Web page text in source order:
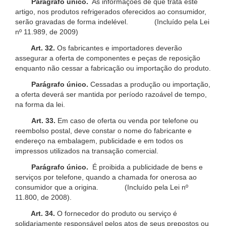
artigo, nos produtos refrigerados oferecidos ao consumidor,
serão gravadas de forma indelével. (Incluído pela Lei
nº 11.989, de 2009)
Art. 32. Os fabricantes e importadores deverão
assegurar a oferta de componentes e peças de reposição
enquanto não cessar a fabricação ou importação do produto.
Parágrafo único. Cessadas a produção ou importação,
a oferta deverá ser mantida por período razoável de tempo,
na forma da lei.
Art. 33. Em caso de oferta ou venda por telefone ou
reembolso postal, deve constar o nome do fabricante e
endereço na embalagem, publicidade e em todos os
impressos utilizados na transação comercial.
Parágrafo único.
É proibida a publicidade de bens e
serviços por telefone, quando a chamada for onerosa ao
consumidor que a origina. (Incluído pela Lei nº
11.800, de 2008).
Art. 34. O fornecedor do produto ou serviço é
solidariamente responsável pelos atos de seus prepostos ou